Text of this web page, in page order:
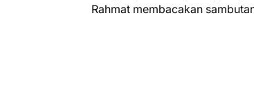
Rahmat membacakan